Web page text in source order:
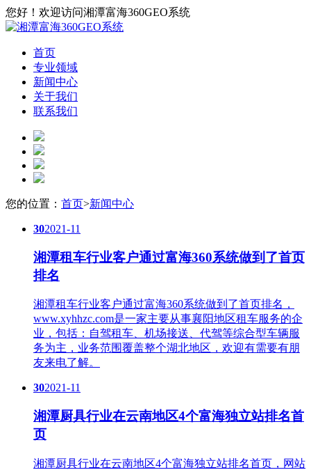
您好！欢迎访问湘潭富海360GEO系统
首页
专业领域
新闻中心
关于我们
联系我们
您的位置： 首页>新闻中心
302021-11
湘潭租车行业客户通过富海360系统做到了首页
排名
湘潭租车行业客户通过富海360系统做到了首页排名，
www.xyhhzc.com是一家主要从事襄阳地区租车服务的企
业，包括：自驾租车、机场接送、代驾等综合型车辆服
务为主，业务范围覆盖整个湖北地区，欢迎有需要有朋
友来电了解。
302021-11
湘潭厨具行业在云南地区4个富海独立站排名首
页
湘潭厨具行业在云南地区4个富海独立站排名首页，网站